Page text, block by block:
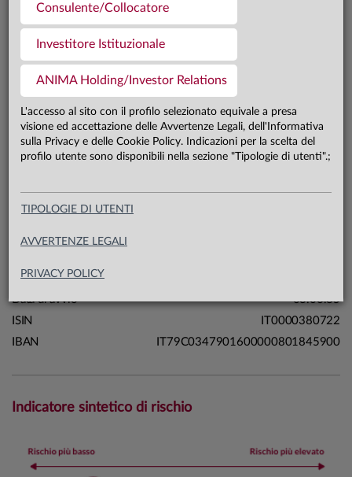
Consulente/Collocatore
Investitore Istituzionale
ANIMA Holding/Investor Relations
L'accesso al sito con il profilo selezionato equivale a presa
visione ed accettazione delle Avvertenze Legali, dell'Informativa
sulla Privacy e delle Cookie Policy. Indicazioni per la scelta del
profilo utente sono disponibili nella sezione "Tipologie di utenti".;
TIPOLOGIE DI UTENTI
AVVERTENZE LEGALI
PRIVACY POLICY
Ultima quota
04.08.26
Patrimonio fondo 31.07.26
Patrimonio classe A 31.07.26
Carta di identità
Linea
Profili
Sistema
Macrocategoria
Domicilio
Data di avvio
03.06.85
ISIN
IT0000380722
IBAN
IT79C0347901600000801845900
Indicatore sintetico di rischio